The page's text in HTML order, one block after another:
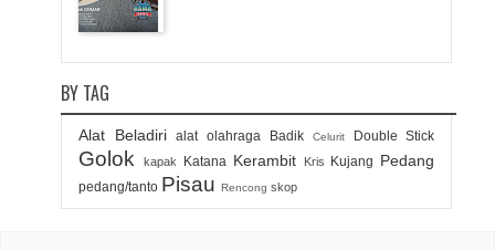
BY TAG
Alat Beladiri alat olahraga Badik Celurit Double Stick
Golok kapak Katana Kerambit Kris Kujang Pedang
pedang/tanto Pisau Rencong skop